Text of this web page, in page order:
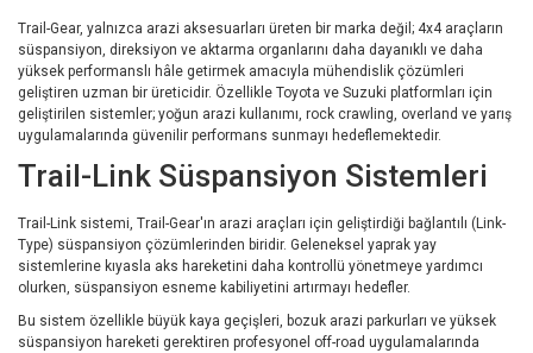
Trail-Gear, yalnızca arazi aksesuarları üreten bir marka değil; 4x4 araçların
süspansiyon, direksiyon ve aktarma organlarını daha dayanıklı ve daha
yüksek performanslı hâle getirmek amacıyla mühendislik çözümleri
geliştiren uzman bir üreticidir. Özellikle Toyota ve Suzuki platformları için
geliştirilen sistemler; yoğun arazi kullanımı, rock crawling, overland ve yarış
uygulamalarında güvenilir performans sunmayı hedeflemektedir.
Trail-Link Süspansiyon Sistemleri
Trail-Link sistemi, Trail-Gear'ın arazi araçları için geliştirdiği bağlantılı (Link-
Type) süspansiyon çözümlerinden biridir. Geleneksel yaprak yay
sistemlerine kıyasla aks hareketini daha kontrollü yönetmeye yardımcı
olurken, süspansiyon esneme kabiliyetini artırmayı hedefler.
Bu sistem özellikle büyük kaya geçişleri, bozuk arazi parkurları ve yüksek
süspansiyon hareketi gerektiren profesyonel off-road uygulamalarında